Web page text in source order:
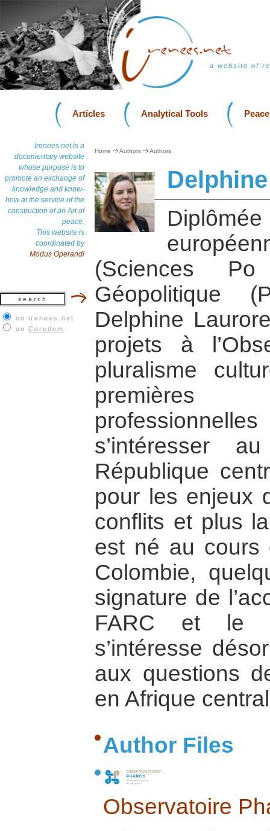
a website of
Articles Analytical Tools
Irenees.net is a
documentary website
whose purpose is to
promote an exchange of
knowledge and know-
how at the service of the
construction of an Art of
peace.
This website is
coordinated by
Modus Operandi
on irenees.net
on Coredem
Home Authors Authors
(Sciences
Géopolitique
Delphine
projets à
pluralisme
s’intéresser
République
pour les enjeux
conflits et plus
est né au cours
Colombie,
signature de
FARC et le
s’intéresse
aux questions
en Afrique
Author Files
Observatoire